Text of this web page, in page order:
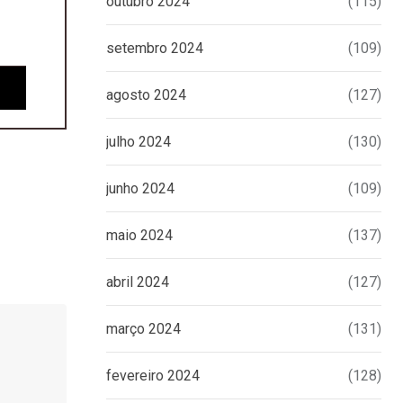
setembro 2024 (109)
agosto 2024 (127)
julho 2024 (130)
junho 2024 (109)
maio 2024 (137)
abril 2024 (127)
março 2024 (131)
fevereiro 2024 (128)